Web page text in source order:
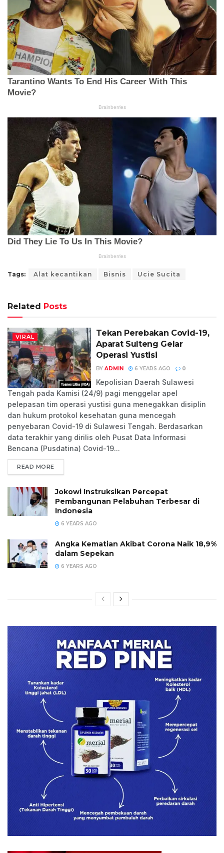
Tags: Alat kecantikan Bisnis Ucie Sucita
Related Posts
VIRAL
Tekan Perebakan Covid-19,
Aparat Sulteng Gelar
Operasi Yustisi
BY ADMIN 6 YEARS AGO 0
Kepolisian Daerah Sulawesi
Tengah pada Kamisi (24/9) pagi menggelar apel
pelepasan tim operasi yustisi guna menegakkan disiplin
dan hukum protokol kesehatan guna mencegah
penyebaran Covid-19 di Sulawesi Tengah. Berdasarkan
data terakhir yang dirilis oleh Pusat Data Informasi
Bencana (Pusdatina) Covid-19...
READ MORE
Jokowi Instruksikan Percepat
Pembangunan Pelabuhan Terbesar di
Indonesia
6 YEARS AGO
Angka Kematian Akibat Corona Naik 18,9%
dalam Sepekan
6 YEARS AGO